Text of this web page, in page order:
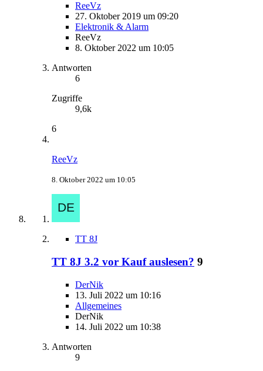
ReeVz
27. Oktober 2019 um 09:20
Elektronik & Alarm
ReeVz
8. Oktober 2022 um 10:05
Antworten
6
Zugriffe
9,6k
6
ReeVz
8. Oktober 2022 um 10:05
TT 8J
TT 8J 3.2 vor Kauf auslesen? 9
DerNik
13. Juli 2022 um 10:16
Allgemeines
DerNik
14. Juli 2022 um 10:38
Antworten
9